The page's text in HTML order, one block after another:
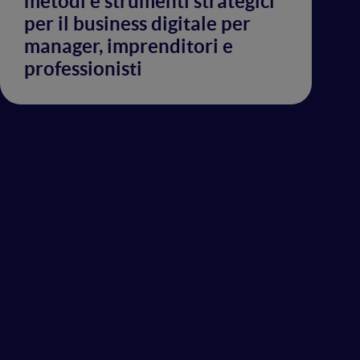
per il business digitale per
manager, imprenditori e
professionisti